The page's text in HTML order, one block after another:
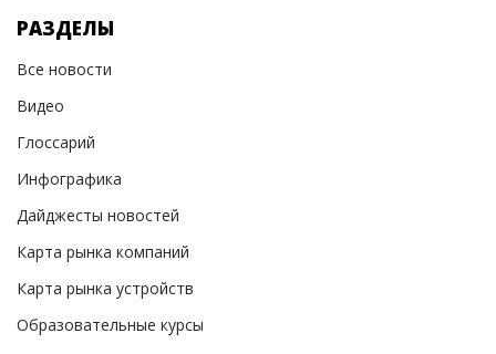
РАЗДЕЛЫ
Все новости
Видео
Глоссарий
Инфографика
Дайджесты новостей
Карта рынка компаний
Карта рынка устройств
Образовательные курсы